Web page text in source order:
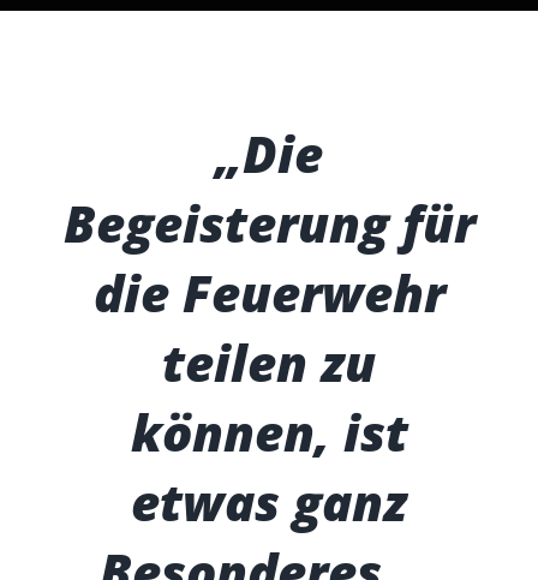
„Die
Begeisterung für
die Feuerwehr
teilen zu
können, ist
etwas ganz